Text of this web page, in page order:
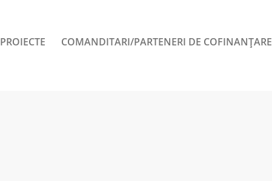
PROIECTE COMANDITARI/PARTENERI DE COFINANȚARE